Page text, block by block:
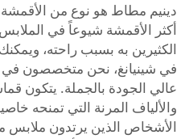
دينيم مطاط هو نوع من
أكثر الأقمشة شيوعاً في
الكثيرين به بسبب راحته،
في شينيانغ، نحن متخصصون في
عالي الجودة بالجملة. يتكون
والألياف المرنة التي تمنحه
الأشخاص الذين يرتدون ملابس